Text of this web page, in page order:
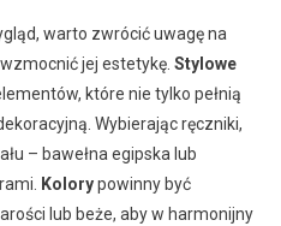
warto zwrócić uwagę na
jej estetykę. Stylowe
które nie tylko pełnią
Wybierając ręczniki,
– bawełna egipska lub
Kolorypowinny być
lub beże, aby w harmonijny